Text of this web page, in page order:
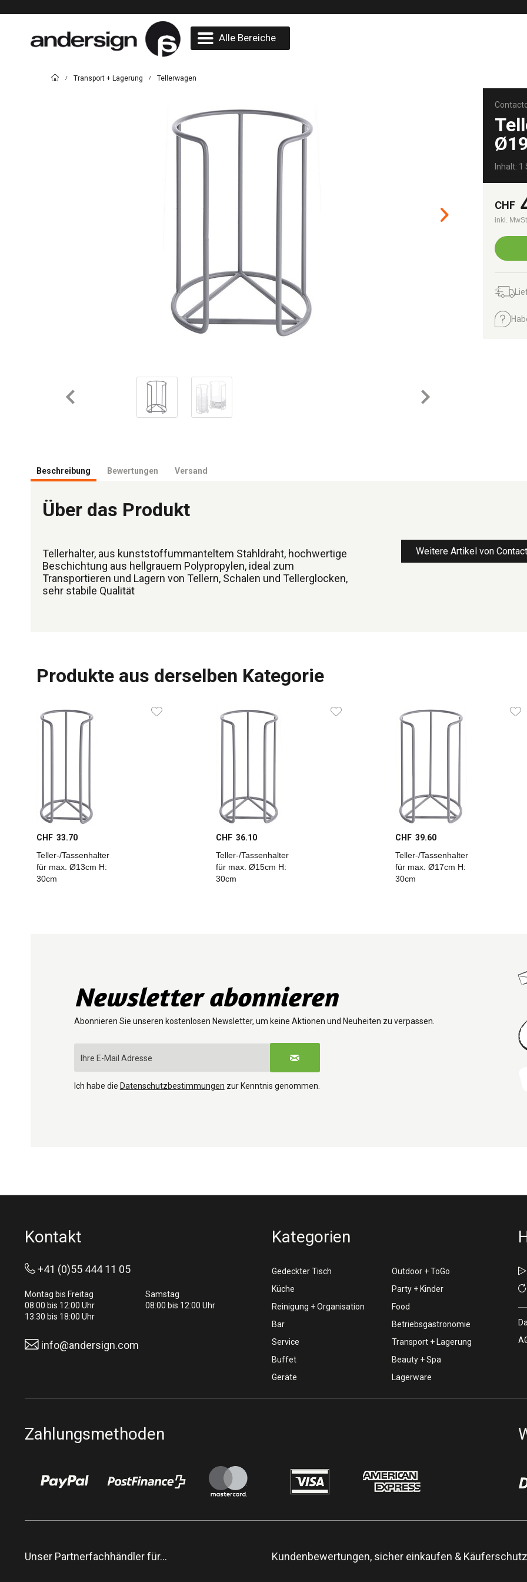
Alle Bereiche
/ Transport + Lagerung / Tellerwagen
Inhalt: 1
CHF
inkl.
Beschreibung Bewertungen Versand
Über das Produkt
Tellerhalter, aus kunststoffummanteltem Stahldraht, hochwertige
Beschichtung aus hellgrauem Polypropylen, ideal zum
Transportieren und Lagern von Tellern, Schalen und Tellerglocken,
sehr stabile Qualität
Weitere Artikel von
Produkte aus derselben Kategorie
CHF 33.70
Teller-/Tassenhalter
für max. Ø13cm H:
30cm
CHF 36.10
Teller-/Tassenhalter
für max. Ø15cm H:
30cm
CHF 39.60
Teller-/Tassenhalter
für max. Ø17cm H:
30cm
Newsletter abonnieren
Abonnieren Sie unseren kostenlosen Newsletter, um keine Aktionen und Neuheiten zu verpassen.
Ich habe die Datenschutzbestimmungen zur Kenntnis genommen.
Kontakt
+41 (0)55 444 11 05
Montag bis Freitag
08:00 bis 12:00 Uhr
13:30 bis 18:00 Uhr
Samstag
08:00 bis 12:00 Uhr
info@andersign.com
Kategorien
Gedeckter Tisch
Outdoor + ToGo
Küche
Party + Kinder
Reinigung + Organisation
Food
Bar
Betriebsgastronomie
Service
Transport + Lagerung
Buffet
Beauty + Spa
Geräte
Lagerware
Zahlungsmethoden
Unser Partnerfachhändler für… Kundenbewertungen, sicher einkaufen & Käuferschutz